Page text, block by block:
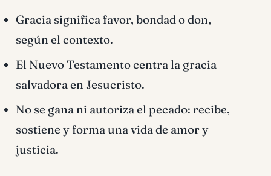
Gracia significa favor, bondad o don,
según el contexto.
El Nuevo Testamento centra la gracia
salvadora en Jesucristo.
No se gana ni autoriza el pecado: recibe,
sostiene y forma una vida de amor y
justicia.